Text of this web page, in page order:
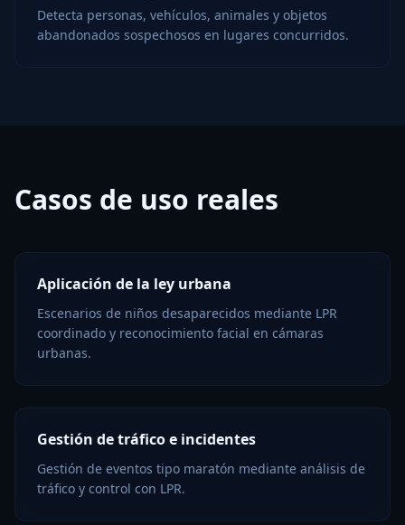
Detecta personas, vehículos, animales y objetos
abandonados sospechosos en lugares concurridos.
Casos de uso reales
Aplicación de la ley urbana
Escenarios de niños desaparecidos mediante LPR
coordinado y reconocimiento facial en cámaras
urbanas.
Gestión de tráfico e incidentes
Gestión de eventos tipo maratón mediante análisis de
tráfico y control con LPR.